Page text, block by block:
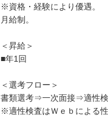
※資格・経験により優遇。
月給制。
＜昇給＞
■年1回
＜選考フロー＞
書類選考⇒一次面接⇒適性
※適性検査はＷｅｂによる